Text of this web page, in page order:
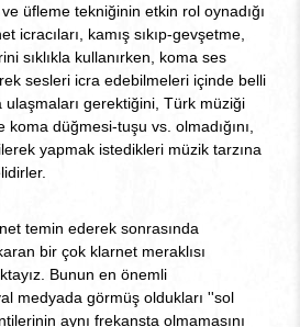
üfleme tekniğinin etkin rol oynadığı
icracıları, kamış sıkıp-gevşetme,
sıklıkla kullanırken, koma ses
sesleri icra edebilmeleri içinde belli
gerektiğini, Türk müziği
düğmesi-tuşu vs. olmadığını,
yapmak istedikleri müzik tarzına
temin ederek sonrasında
bir çok klarnet meraklısı
Bunun en önemli
medyada görmüş oldukları ''sol
aynı frekansta olmamasını